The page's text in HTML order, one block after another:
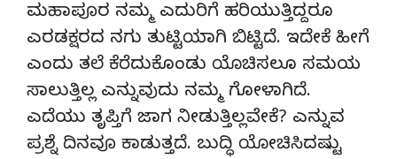
ಮಹಾಪೂರ ನಮ್ಮ ಎದುರಿಗೆ ಹರಿಯುತ್ತಿದ್ದರೂ
ಎರಡಕ್ಷರದ ನಗು ತುಟ್ಟಿಯಾಗಿ ಬಿಟ್ಟಿದೆ. ಇದೇಕೆ ಹೀಗೆ
ಎಂದು ತಲೆ ಕೆರೆದುಕೊಂಡು ಯೊಚಿಸಲೂ ಸಮಯ
ಸಾಲುತ್ತಿಲ್ಲ ಎನ್ನುವುದು ನಮ್ಮ ಗೋಳಾಗಿದೆ.
ಎದೆಯು ತೃಪ್ತಿಗೆ ಜಾಗ ನೀಡುತ್ತಿಲ್ಲವೇಕೆ? ಎನ್ನುವ
ಪ್ರಶ್ನೆ ದಿನವೂ ಕಾಡುತ್ತದೆ. ಬುದ್ಧಿ ಯೋಚಿಸಿದಷ್ಟು